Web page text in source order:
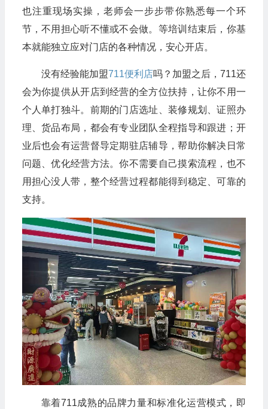
也注重现场实操，老师会一步步带你熟悉每一个环
节，不用担心听不懂或不会做。等培训结束后，你基
本就能独立应对门店的各种情况，安心开店。
没有经验能加盟711便利店吗？加盟之后，711还
会为你提供从开店到经营的全方位扶持，让你不用一
个人单打独斗。前期的门店选址、装修规划、证照办
理、货品布局，都会有专业团队全程指导和跟进；开
业后也会有运营督导定期驻店辅导，帮助你解决日常
问题、优化经营方法。你不需要自己摸索流程，也不
用担心没人带，整个经营过程都能得到稳定、可靠的
支持。
靠着711成熟的品牌力量和标准化运营模式，即